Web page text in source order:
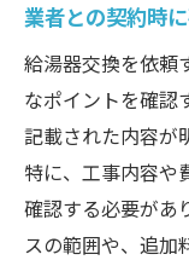
交換後
操作方法と
然に防ぐ
基本的
給湯器
自分で
業者との契約時
給湯器交換を依頼
なポイントを確認
記載された内容が
特に、工事内容や
確認する必要があ
スの範囲や、追加